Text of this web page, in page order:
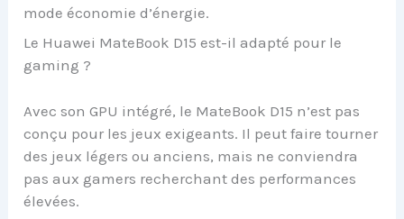
mode économie d’énergie.
Le Huawei MateBook D15 est-il adapté pour le
gaming ?
Avec son GPU intégré, le MateBook D15 n’est pas
conçu pour les jeux exigeants. Il peut faire tourner
des jeux légers ou anciens, mais ne conviendra
pas aux gamers recherchant des performances
élevées.